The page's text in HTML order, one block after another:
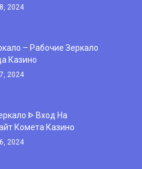
2024
– Рабочие Зеркало
Казино
2024
ᐈ Вход На
Комета Казино
2024